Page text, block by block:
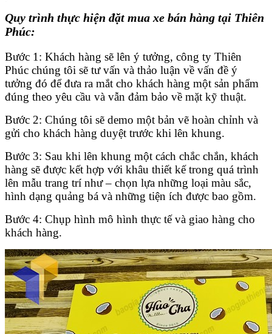
Quy trình thực hiện đặt mua xe bán hàng tại Thiên
Phúc:
Bước 1: Khách hàng sẽ lên ý tưởng, công ty Thiên
Phúc chúng tôi sẽ tư vấn và thảo luận về vấn đề ý
tưởng đó để đưa ra mắt cho khách hàng một sản phẩm
đúng theo yêu cầu và vẫn đảm bảo về mặt kỹ thuật.
Bước 2: Chúng tôi sẽ demo một bản vẽ hoàn chỉnh và
gửi cho khách hàng duyệt trước khi lên khung.
Bước 3: Sau khi lên khung một cách chắc chắn, khách
hàng sẽ được kết hợp với khâu thiết kế trong quá trình
lên mẫu trang trí như – chọn lựa những loại màu sắc,
hình dạng quảng bá và những tiện ích được bao gồm.
Bước 4: Chụp hình mô hình thực tế và giao hàng cho
khách hàng.